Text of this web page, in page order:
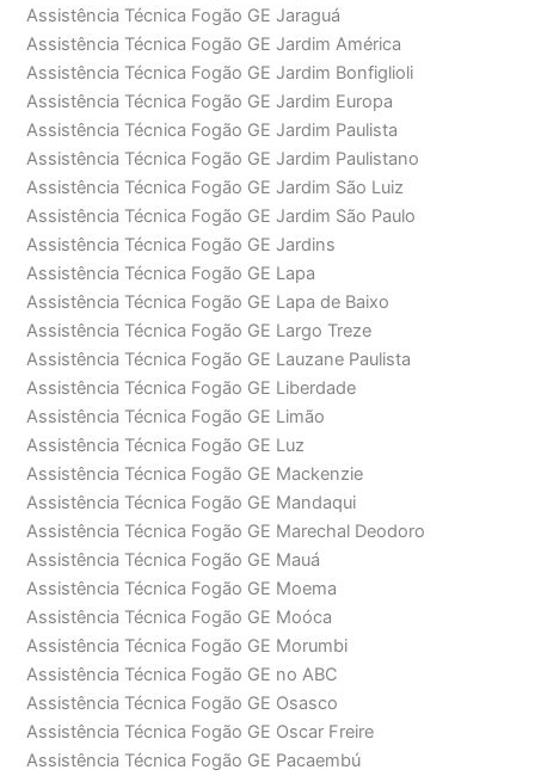
Assistência Técnica Fogão GE Jaraguá
Assistência Técnica Fogão GE Jardim América
Assistência Técnica Fogão GE Jardim Bonfiglioli
Assistência Técnica Fogão GE Jardim Europa
Assistência Técnica Fogão GE Jardim Paulista
Assistência Técnica Fogão GE Jardim Paulistano
Assistência Técnica Fogão GE Jardim São Luiz
Assistência Técnica Fogão GE Jardim São Paulo
Assistência Técnica Fogão GE Jardins
Assistência Técnica Fogão GE Lapa
Assistência Técnica Fogão GE Lapa de Baixo
Assistência Técnica Fogão GE Largo Treze
Assistência Técnica Fogão GE Lauzane Paulista
Assistência Técnica Fogão GE Liberdade
Assistência Técnica Fogão GE Limão
Assistência Técnica Fogão GE Luz
Assistência Técnica Fogão GE Mackenzie
Assistência Técnica Fogão GE Mandaqui
Assistência Técnica Fogão GE Marechal Deodoro
Assistência Técnica Fogão GE Mauá
Assistência Técnica Fogão GE Moema
Assistência Técnica Fogão GE Moóca
Assistência Técnica Fogão GE Morumbi
Assistência Técnica Fogão GE no ABC
Assistência Técnica Fogão GE Osasco
Assistência Técnica Fogão GE Oscar Freire
Assistência Técnica Fogão GE Pacaembú